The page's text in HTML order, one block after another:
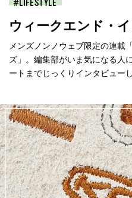
LIFESTYLE
ウィークエンド・
メンズノンノウェブ限定の連載
ズ」。編集部がいま気になる人
ートまでじっくりインタビューし